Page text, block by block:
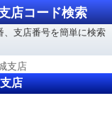
店コード検索
、支店番号を簡単に検索
支店
店